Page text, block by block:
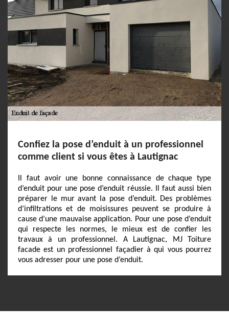
Confiez la pose d’enduit à un professionnel
comme client si vous êtes à Lautignac
Il faut avoir une bonne connaissance de chaque type
d’enduit pour une pose d’enduit réussie. Il faut aussi bien
préparer le mur avant la pose d’enduit. Des problèmes
d’infiltrations et de moisissures peuvent se produire à
cause d’une mauvaise application. Pour une pose d’enduit
qui respecte les normes, le mieux est de confier les
travaux à un professionnel. A Lautignac, MJ Toiture
facade est un professionnel façadier à qui vous pourrez
vous adresser pour une pose d’enduit.